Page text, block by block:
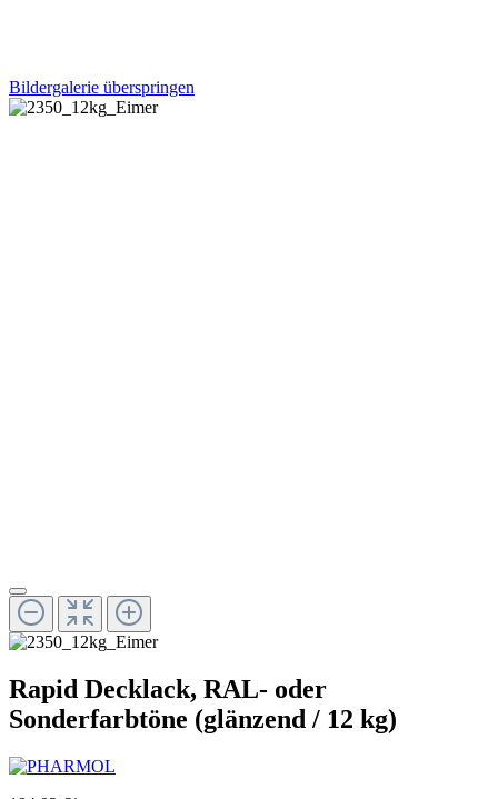
Bildergalerie überspringen
Rapid Decklack, RAL- oder
Sonderfarbtöne (glänzend / 12 kg)